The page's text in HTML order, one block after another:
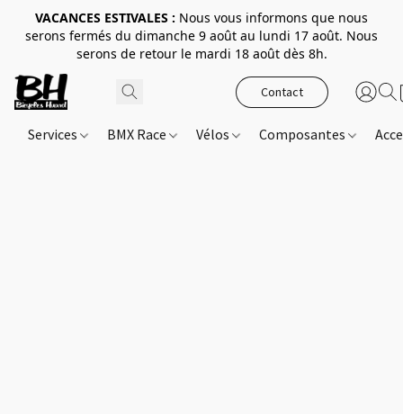
VACANCES ESTIVALES : Nous vous informons que nous
serons fermés du dimanche 9 août au lundi 17 août. Nous
serons de retour le mardi 18 août dès 8h.
Contact
Services BMX Race Vélos Composantes